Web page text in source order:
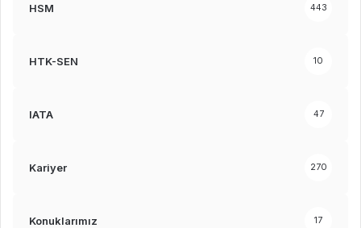
HSM 443
HTK-SEN 10
IATA 47
Kariyer 270
Konuklarımız 17